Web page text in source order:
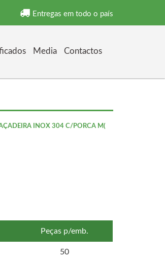
Entregas em todo o país
Media Contactos
INOX 304 C/PORCA M(
Peças p/emb.
50